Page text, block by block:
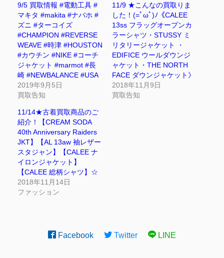
9/5 買取情報 #電動工具 #
マキタ #makita #ナバホ #
ズニ #ターコイズ
#CHAMPION #REVERSE
WEAVE #時津 #HOUSTON
#カウチン #NIKE #コーチ
ジャケット #marmot #長
崎 #NEWBALANCE #USA
2019年9月5日
買取告知
11/9 ★こんなの買取りま
した！(=ﾟωﾟ)ﾉ《CALEE
13ss フラッグオープンカ
ラーシャツ・STUSSY ミ
リタリージャケット ・
EDIFICE ウールダウンジ
ャケット・THE NORTH
FACE ダウンジャケット》
2018年11月9日
買取告知
11/14★古着買取商品のご
紹介！【CREAM SODA
40th Anniversary Raiders
JKT】【AL 13aw 袖レザー
スタジャン】【CALEE ナ
イロンジャケット】
【CALEE 総柄シャツ】☆
2018年11月14日
ファッション
Facebook Twitter LINE